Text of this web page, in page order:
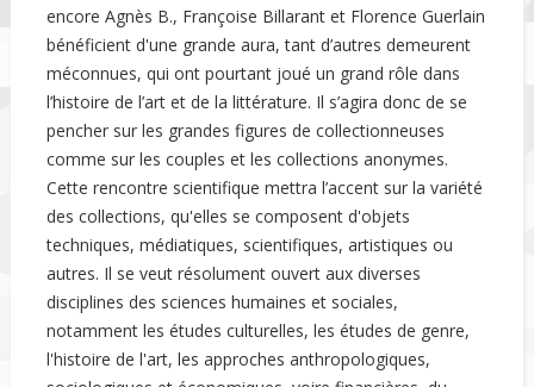
encore Agnès B., Françoise Billarant et Florence Guerlain
bénéficient d'une grande aura, tant d’autres demeurent
méconnues, qui ont pourtant joué un grand rôle dans
l’histoire de l’art et de la littérature. Il s’agira donc de se
pencher sur les grandes figures de collectionneuses
comme sur les couples et les collections anonymes.
Cette rencontre scientifique mettra l’accent sur la variété
des collections, qu'elles se composent d'objets
techniques, médiatiques, scientifiques, artistiques ou
autres. Il se veut résolument ouvert aux diverses
disciplines des sciences humaines et sociales,
notamment les études culturelles, les études de genre,
l'histoire de l'art, les approches anthropologiques,